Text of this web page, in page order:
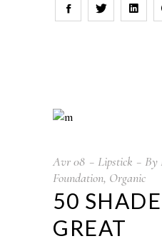
Avr08 Lipstick By
Foundation, Organic
50
GREAT